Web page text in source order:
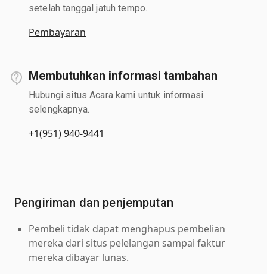
setelah tanggal jatuh tempo.
Pembayaran
Membutuhkan informasi tambahan
Hubungi situs Acara kami untuk informasi
selengkapnya.
+1(951) 940-9441
Pengiriman dan penjemputan
Pembeli tidak dapat menghapus pembelian
mereka dari situs pelelangan sampai faktur
mereka dibayar lunas.